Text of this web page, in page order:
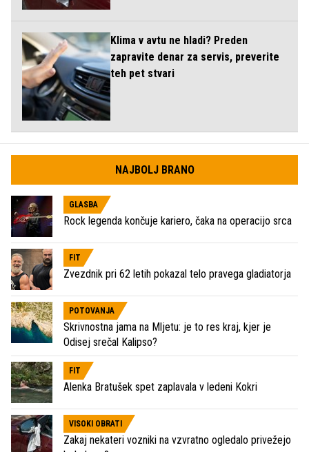
Klima v avtu ne hladi? Preden
zapravite denar za servis, preverite
teh pet stvari
NAJBOLJ BRANO
GLASBA
Rock legenda končuje kariero, čaka na operacijo srca
FIT
Zvezdnik pri 62 letih pokazal telo pravega gladiatorja
POTOVANJA
Skrivnostna jama na Mljetu: je to res kraj, kjer je
Odisej srečal Kalipso?
FIT
Alenka Bratušek spet zaplavala v ledeni Kokri
VISOKI OBRATI
Zakaj nekateri vozniki na vzvratno ogledalo privežejo